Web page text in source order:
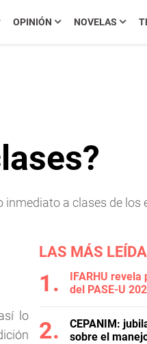
OPINIÓN NOVELAS
a clases de los
lo
LAS MÁS
IFARHU
del PASE-U
CEPANIM:
sobre el